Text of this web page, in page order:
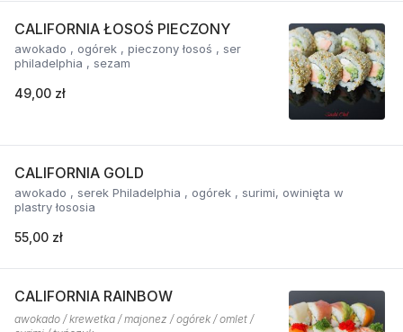
CALIFORNIA ŁOSOŚ PIECZONY
awokado , ogórek , pieczony łosoś , ser
philadelphia , sezam
49,00 zł
CALIFORNIA GOLD
awokado , serek Philadelphia , ogórek , surimi, owinięta w
plastry łososia
55,00 zł
CALIFORNIA RAINBOW
awokado / krewetka / majonez / ogórek / omlet /